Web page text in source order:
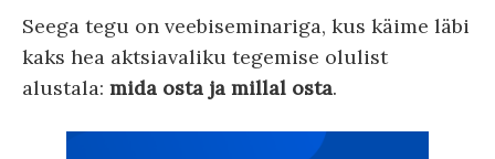
Seega tegu on veebiseminariga, kus käime läbi
kaks hea aktsiavaliku tegemise olulist
alustala: mida osta ja millal osta.